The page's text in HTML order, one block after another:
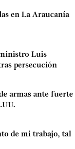
en La Araucanía
Luis
persecución
armas ante fuerte
de mi trabajo, tal